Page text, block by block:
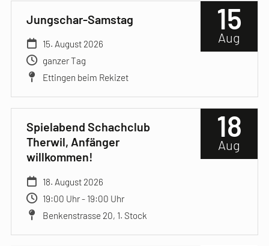
15
Aug
Jungschar-Samstag
15. August 2026
ganzer Tag
Ettingen beim Rekizet
18
Aug
Spielabend Schachclub
Therwil, Anfänger
willkommen!
18. August 2026
19:00 Uhr - 19:00 Uhr
Benkenstrasse 20, 1. Stock